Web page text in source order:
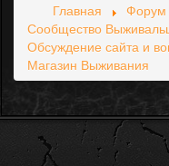
Главная Форум
Сообщество
Обсуждение сайта и
Магазин Выживания